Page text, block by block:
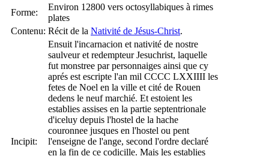
Forme:
Environ 12800 vers octosyllabiques à rimes
plates
Contenu: Récit de la Nativité de Jésus-Christ.
Incipit:
Ensuit l'incarnacion et nativité de nostre
saulveur et redempteur Jesuchrist, laquelle
fut monstree par personnaiges ainsi que cy
aprés est escripte l'an mil CCCC LXXIIII les
fetes de Noel en la ville et cité de Rouen
dedens le neuf marchié. Et estoient les
establies assises en la partie septentrionale
d'iceluy depuis l'hostel de la hache
couronnee jusques en l'hostel ou pent
l'enseigne de l'ange, second l'ordre declaré
en la fin de ce codicille. Mais les establies